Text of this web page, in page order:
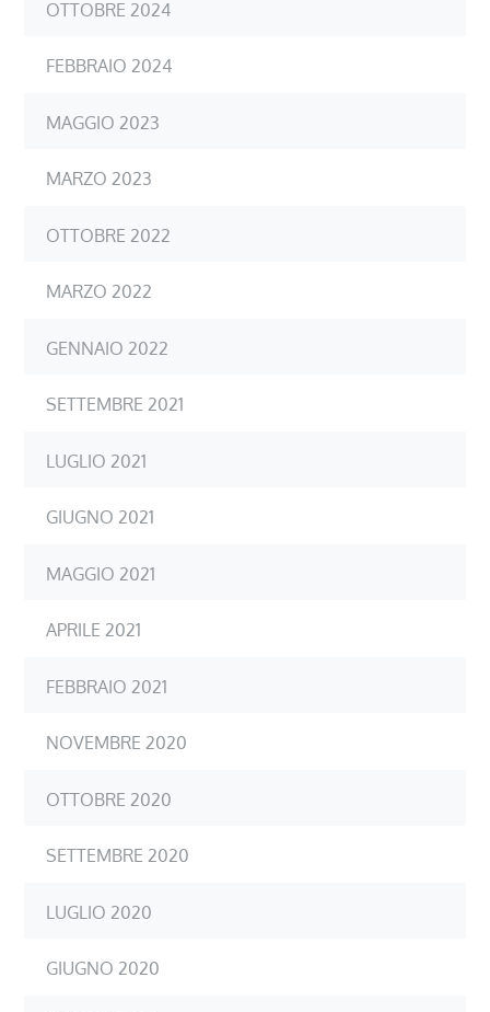
OTTOBRE 2024
FEBBRAIO 2024
MAGGIO 2023
MARZO 2023
OTTOBRE 2022
MARZO 2022
GENNAIO 2022
SETTEMBRE 2021
LUGLIO 2021
GIUGNO 2021
MAGGIO 2021
APRILE 2021
FEBBRAIO 2021
NOVEMBRE 2020
OTTOBRE 2020
SETTEMBRE 2020
LUGLIO 2020
GIUGNO 2020